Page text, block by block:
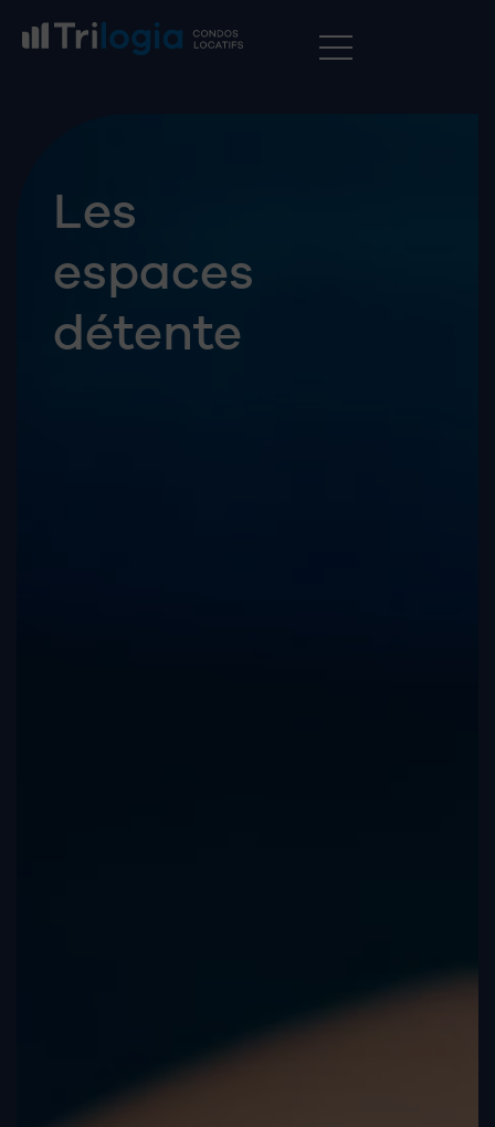
RÉSERVEZ MAINTENANT
Les
espaces
détente